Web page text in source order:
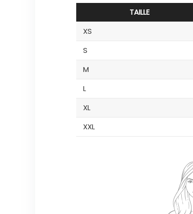
TAILLE
XS
S
M
L
XL
XXL